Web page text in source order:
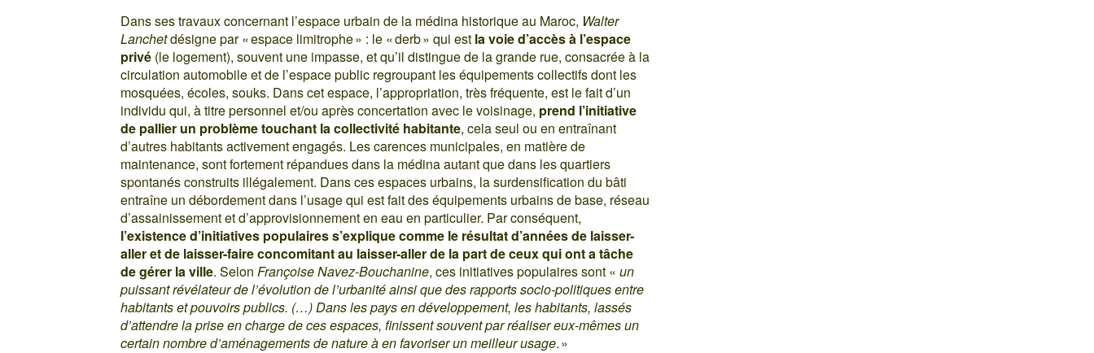
Dans ses travaux concernant l’espace urbain de la médina historique au Maroc, Walter
Lanchetdésigne par « espace limitrophe » : le « derb » qui est la voie d’accès à l’espace
privé (le logement), souvent une impasse, et qu’il distingue de la grande rue, consacrée à la
circulation automobile et de l’espace public regroupant les équipements collectifs dont les
mosquées, écoles, souks. Dans cet espace, l’appropriation, très fréquente, est le fait d’un
individu qui, à titre personnel et/ou après concertation avec le voisinage, prend l’initiative
de pallier un problème touchant la collectivité habitante, cela seul ou en entraînant
d’autres habitants activement engagés. Les carences municipales, en matière de
maintenance, sont fortement répandues dans la médina autant que dans les quartiers
spontanés construits illégalement. Dans ces espaces urbains, la surdensification du bâti
entraîne un débordement dans l’usage qui est fait des équipements urbains de base, réseau
d’assainissement et d’approvisionnement en eau en particulier. Par conséquent,
l’existence d’initiatives populaires s’explique comme le résultat d’années de laisser-
aller et de laisser-faire concomitant au laisser-aller de la part de ceux qui ont a tâche
de gérer la ville. SelonFrançoise Navez-Bouchanine, ces initiatives populaires sont « un
puissant révélateur de l’évolution de l’urbanité ainsi que des rapports socio-politiques entre
habitants et pouvoirs publics. (…) Dans les pays en développement, les habitants, lassés
d’attendre la prise en charge de ces espaces, finissent souvent par réaliser eux-mêmes un
certain nombre d’aménagements de nature à en favoriser un meilleur usage. »